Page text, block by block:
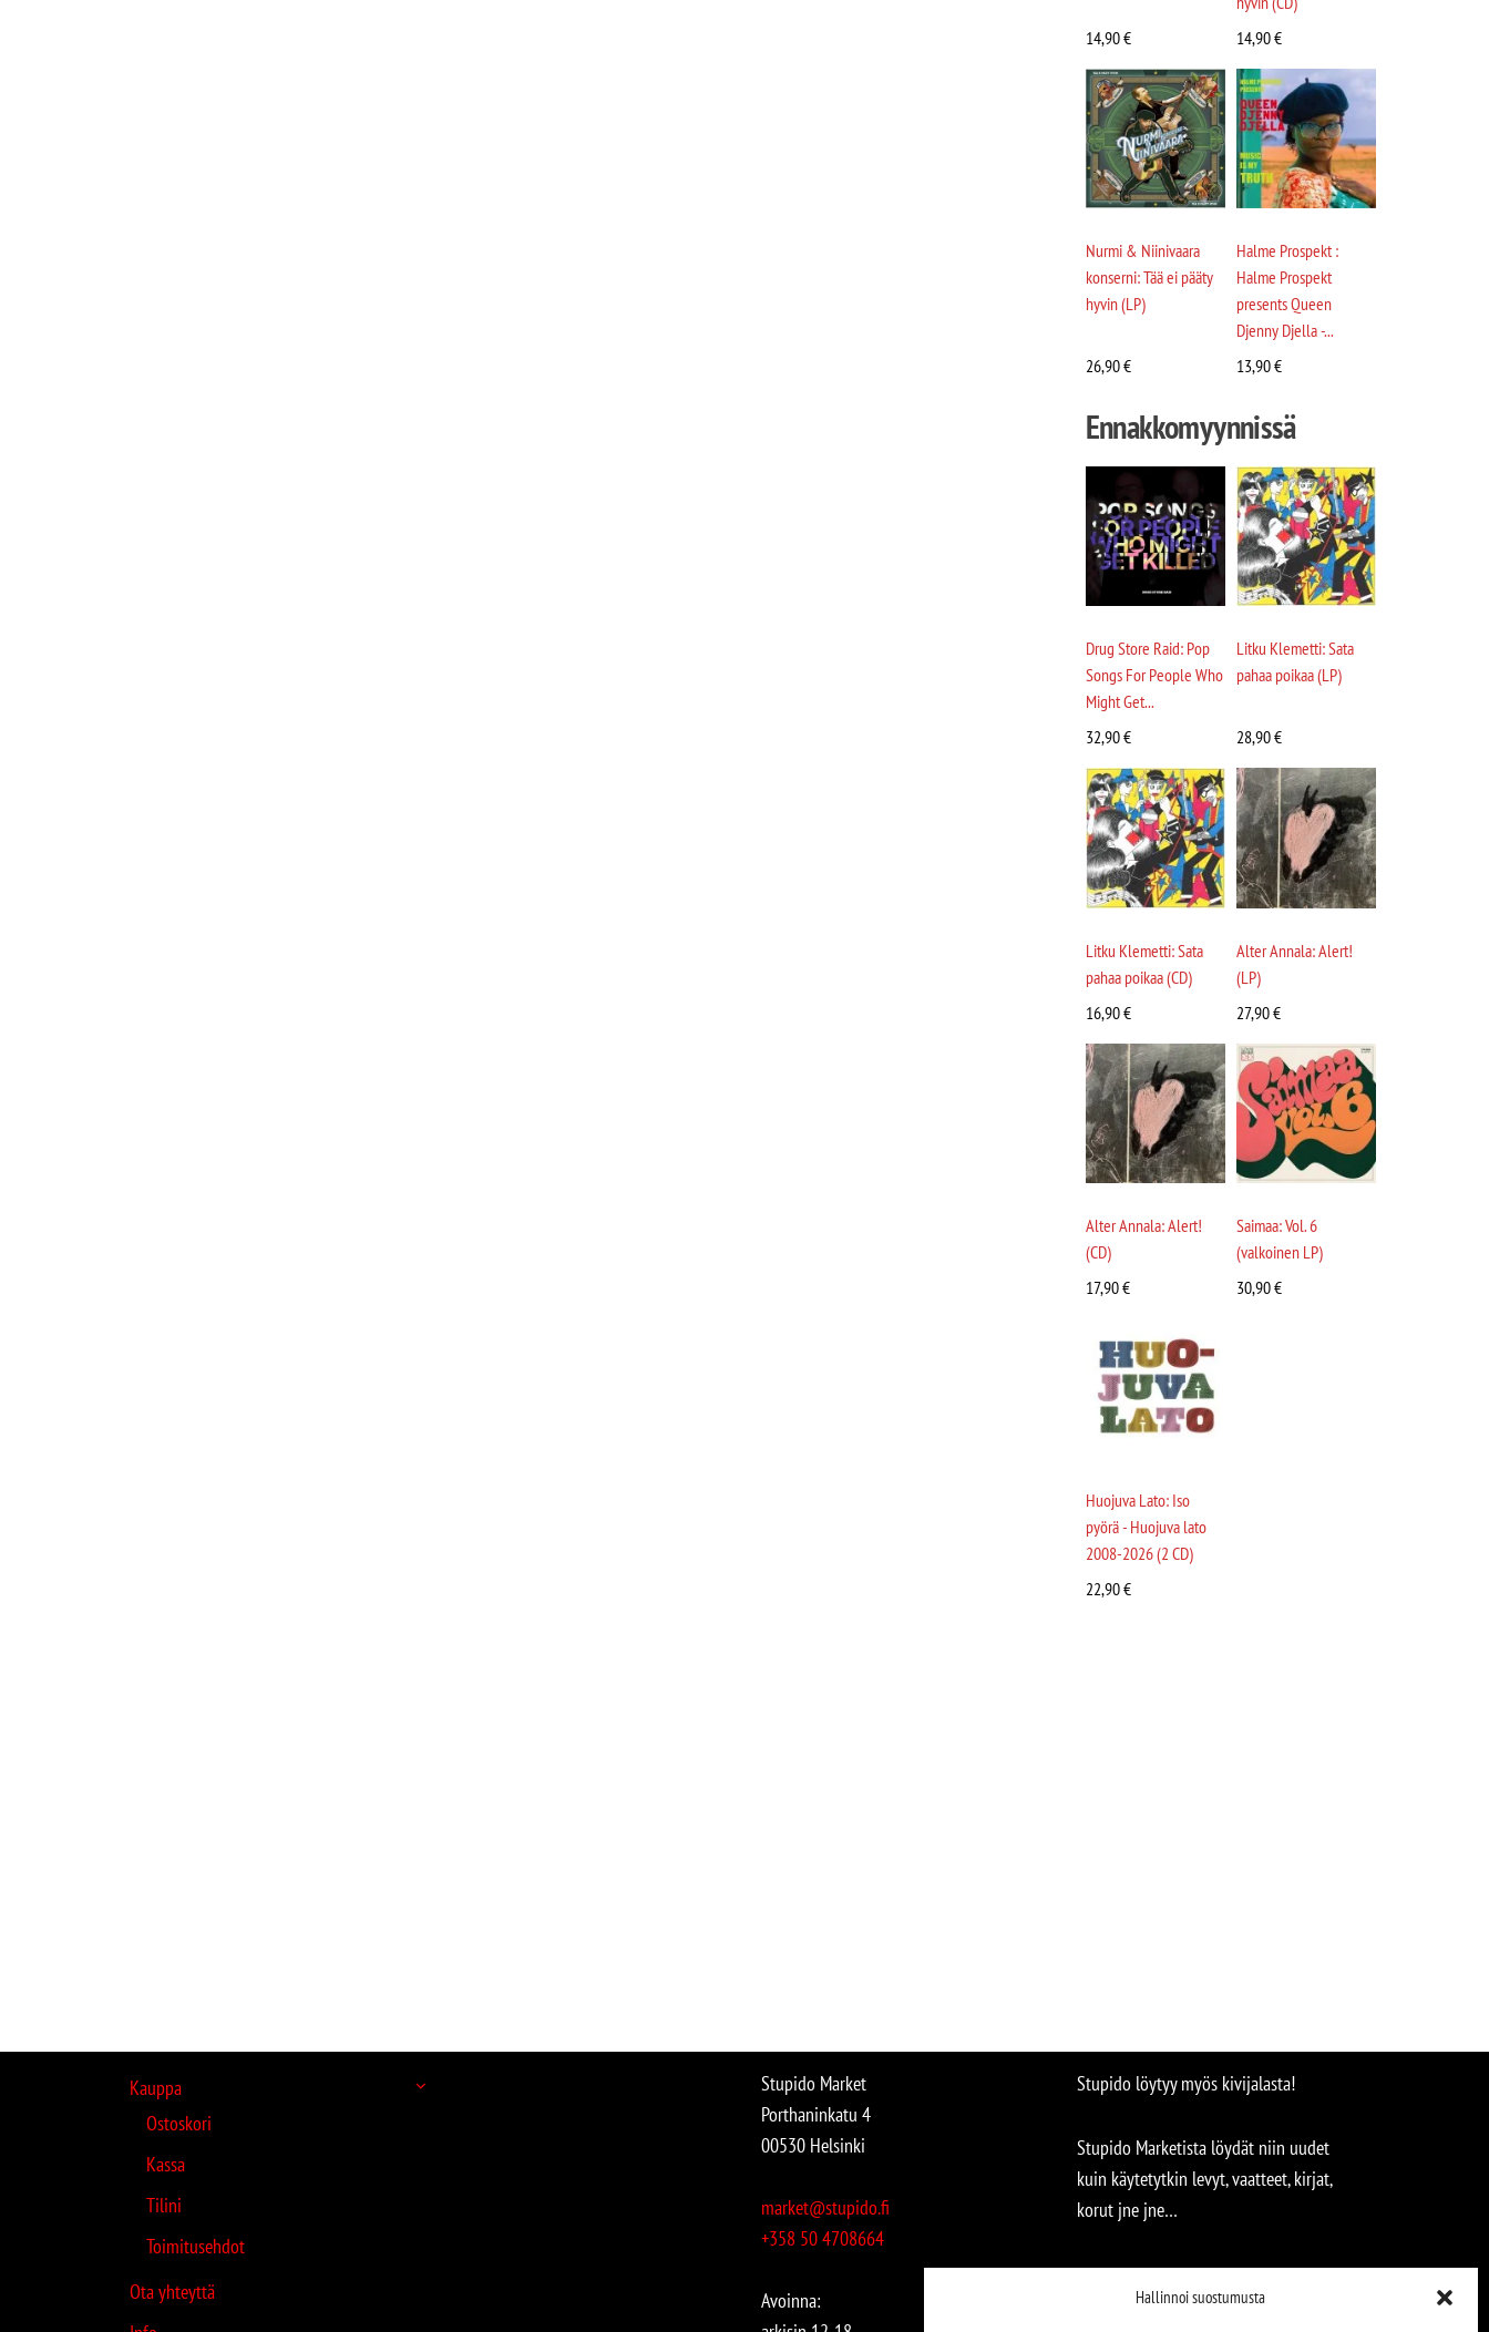
Hallinnoi suostumusta
14,90€
14,90€
Nurmi & Niinivaara
konserni: Tää ei pääty
hyvin (LP)
26,90€
Halme Prospekt :
Halme Prospekt
presents Queen
Djenny Djella -...
13,90€
Ennakkomyynnissä
Drug Store Raid: Pop
Songs For People Who
Might Get...
32,90€
Litku Klemetti: Sata
pahaa poikaa (LP)
28,90€
Litku Klemetti: Sata
pahaa poikaa (CD)
16,90€
Alter Annala: Alert!
(LP)
27,90€
Alter Annala: Alert!
(CD)
17,90€
Saimaa: Vol. 6
(valkoinen LP)
30,90€
Huojuva Lato: Iso
pyörä - Huojuva lato
2008-2026 (2 CD)
22,90€
Kauppa
Ostoskori
Kassa
Tilini
Toimitusehdot
Ota yhteyttä
Stupido Market
Porthaninkatu 4
00530 Helsinki
market@stupido.fi
+358 50 4708664
Avoinna:
Stupido löytyy myös kivijalasta!
Stupido Marketista löydät niin uudet
kuin käytetytkin levyt, vaatteet, kirjat,
korut jne jne…